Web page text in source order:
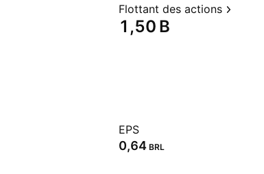
Flottant des actions
‪1,50 B‬
EPS
0,64 BRL